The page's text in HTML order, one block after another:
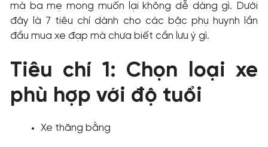
mà ba mẹ mong muốn lại không dễ dàng gì. Dưới
đây là 7 tiêu chí dành cho các bậc phụ huynh lần
đầu mua xe đạp mà chưa biết cần lưu ý gì.
Tiêu chí 1: Chọn loại xe
phù hợp với độ tuổi
Xe thăng bằng